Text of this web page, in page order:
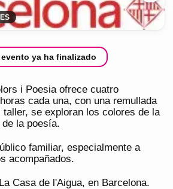
evento ya ha finalizado
i Poesia ofrece cuatro
cada una, con una remullada
se exploran los colores de la
la poesía.
familiar, especialmente a
acompañados.
Casa de l'Aigua, en Barcelona.